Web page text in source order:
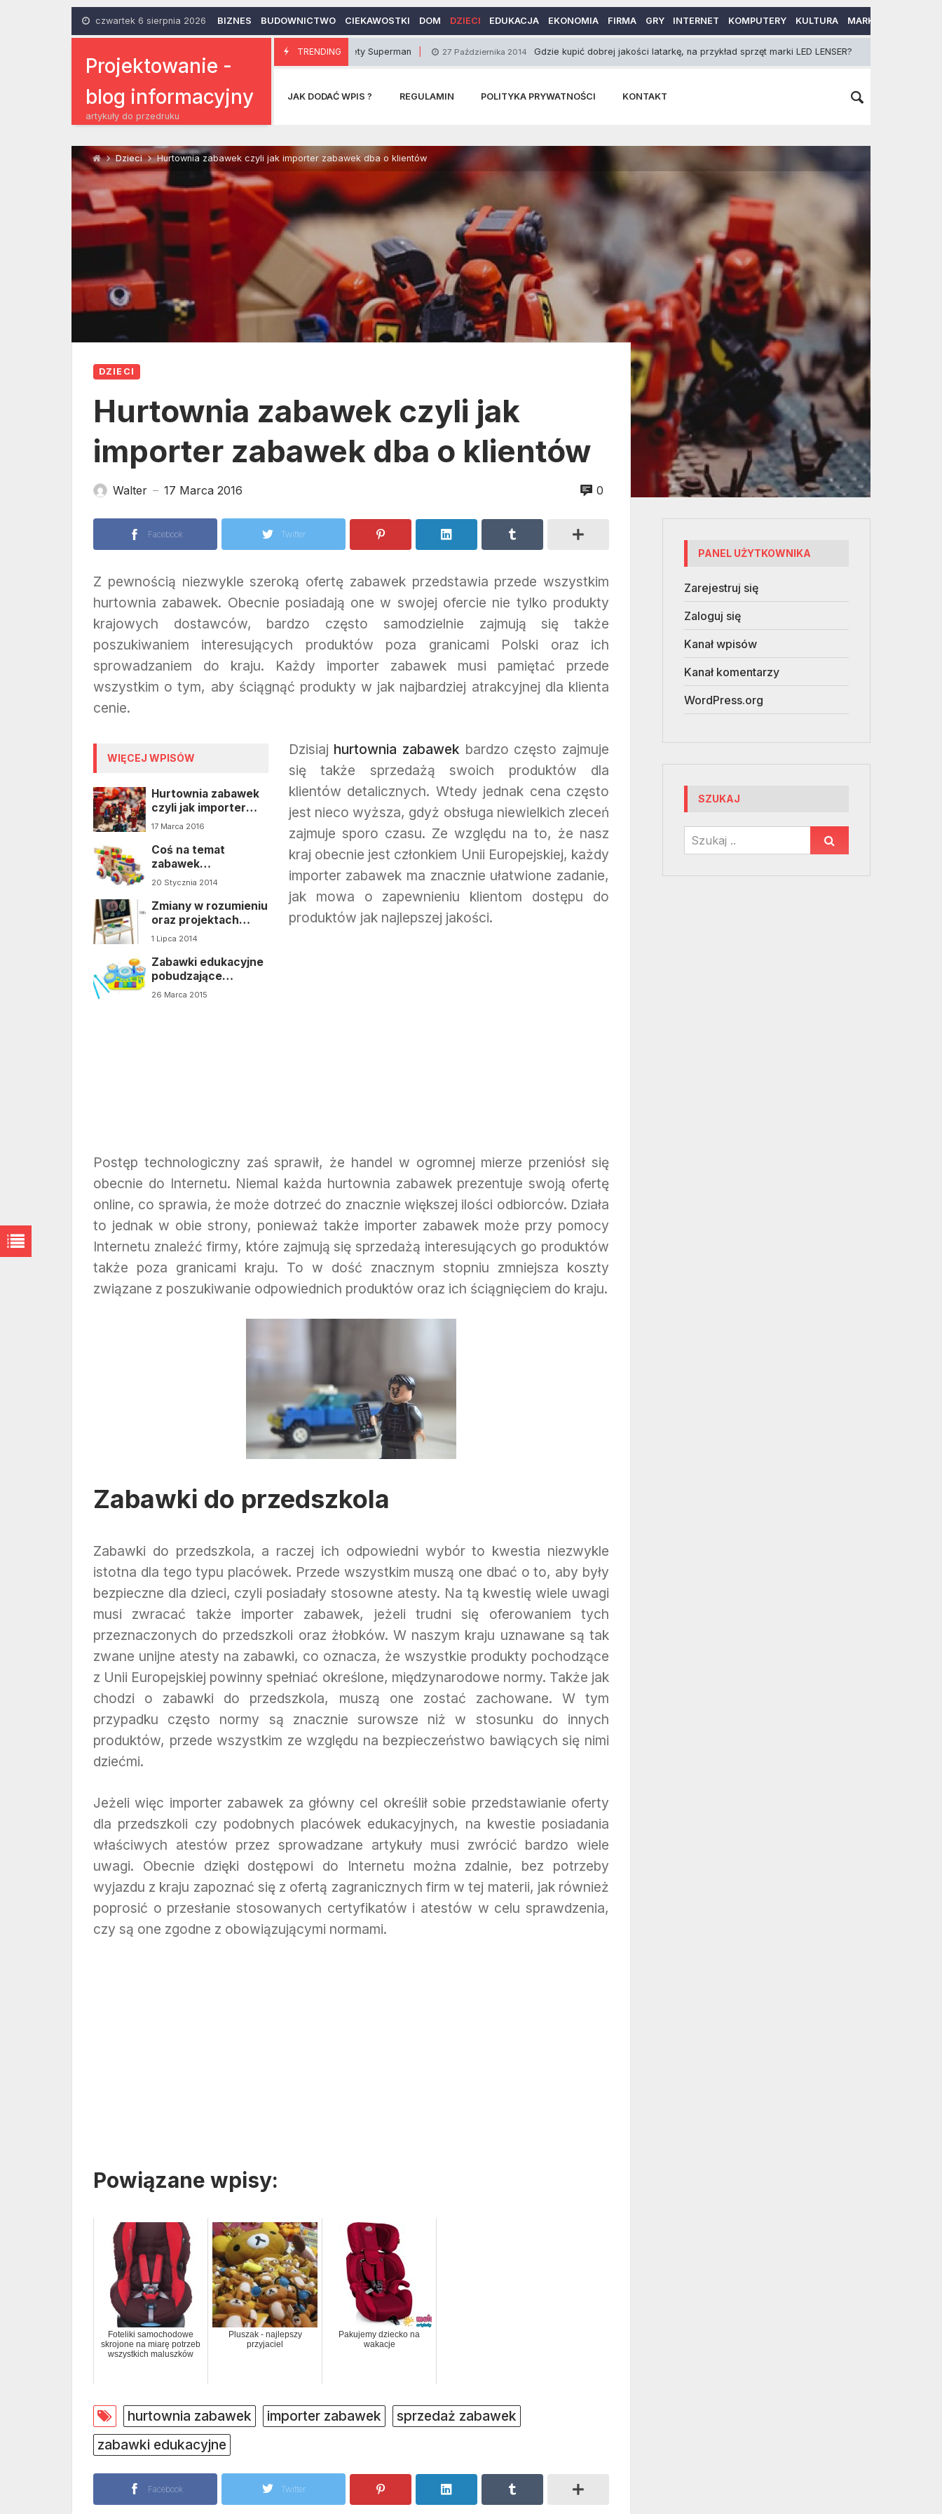
czwartek 6 sierpnia 2026 BIZNES BUDOWNICTWO CIEKAWOSTKI DOM DZIECI EDUKACJA EKONOMIA FIRMA GRY INTERNET KOMPUTERY KULTURA MARKETING
Projektowanie -
blog informacyjny
artykuły do przedruku
TRENDING
Gadżety Superman 27 Października 2014 Gdzie kupić dobrej jakości latarkę, na przykład sprzęt marki LED LENSER? 19 Lipca 2013
JAK DODAĆ WPIS ? REGULAMIN POLITYKA PRYWATNOŚCI KONTAKT
Dzieci Hurtownia zabawek czyli jak importer zabawek dba o klientów
DZIECI
Hurtownia zabawek czyli jak
importer zabawek dba o klientów
Walter — 17 Marca 2016 0
Facebook Twitter
Z pewnością niezwykle szeroką ofertę zabawek przedstawia przede wszystkim
hurtownia zabawek. Obecnie posiadają one w swojej ofercie nie tylko produkty
krajowych dostawców, bardzo często samodzielnie zajmują się także
poszukiwaniem interesujących produktów poza granicami Polski oraz ich
sprowadzaniem do kraju. Każdy importer zabawek musi pamiętać przede
wszystkim o tym, aby ściągnąć produkty w jak najbardziej atrakcyjnej dla klienta
cenie.
WIĘCEJ WPISÓW
Hurtownia zabawek
czyli jak importer
zabawek dba o
17 Marca 2016
Coś na temat
zabawek
edukacyjnych
20 Stycznia 2014
Zmiany w rozumieniu
oraz projektach
zabawek
1 Lipca 2014
Zabawki edukacyjne
pobudzające
kreatywność dziecka
26 Marca 2015
Dzisiaj hurtownia zabawek bardzo często zajmuje
się także sprzedażą swoich produktów dla
klientów detalicznych. Wtedy jednak cena często
jest nieco wyższa, gdyż obsługa niewielkich zleceń
zajmuje sporo czasu. Ze względu na to, że nasz
kraj obecnie jest członkiem Unii Europejskiej, każdy
importer zabawek ma znacznie ułatwione zadanie,
jak mowa o zapewnieniu klientom dostępu do
produktów jak najlepszej jakości.
Postęp technologiczny zaś sprawił, że handel w ogromnej mierze przeniósł się
obecnie do Internetu. Niemal każda hurtownia zabawek prezentuje swoją ofertę
online, co sprawia, że może dotrzeć do znacznie większej ilości odbiorców. Działa
to jednak w obie strony, ponieważ także importer zabawek może przy pomocy
Internetu znaleźć firmy, które zajmują się sprzedażą interesujących go produktów
także poza granicami kraju. To w dość znacznym stopniu zmniejsza koszty
związane z poszukiwanie odpowiednich produktów oraz ich ściągnięciem do kraju.
Zabawki do przedszkola
Zabawki do przedszkola, a raczej ich odpowiedni wybór to kwestia niezwykle
istotna dla tego typu placówek. Przede wszystkim muszą one dbać o to, aby były
bezpieczne dla dzieci, czyli posiadały stosowne atesty. Na tą kwestię wiele uwagi
musi zwracać także importer zabawek, jeżeli trudni się oferowaniem tych
przeznaczonych do przedszkoli oraz żłobków. W naszym kraju uznawane są tak
zwane unijne atesty na zabawki, co oznacza, że wszystkie produkty pochodzące
z Unii Europejskiej powinny spełniać określone, międzynarodowe normy. Także jak
chodzi o zabawki do przedszkola, muszą one zostać zachowane. W tym
przypadku często normy są znacznie surowsze niż w stosunku do innych
produktów, przede wszystkim ze względu na bezpieczeństwo bawiących się nimi
dziećmi.
Jeżeli więc importer zabawek za główny cel określił sobie przedstawianie oferty
dla przedszkoli czy podobnych placówek edukacyjnych, na kwestie posiadania
właściwych atestów przez sprowadzane artykuły musi zwrócić bardzo wiele
uwagi. Obecnie dzięki dostępowi do Internetu można zdalnie, bez potrzeby
wyjazdu z kraju zapoznać się z ofertą zagranicznych firm w tej materii, jak również
poprosić o przesłanie stosowanych certyfikatów i atestów w celu sprawdzenia,
czy są one zgodne z obowiązującymi normami.
Powiązane wpisy:
Foteliki samochodowe
skrojone na miarę potrzeb
wszystkich maluszków
Pluszak - najlepszy
przyjaciel
Pakujemy dziecko na
wakacje
hurtownia zabawek importer zabawek
sprzedaż zabawek
zabawki edukacyjne
Facebook Twitter
PANEL UŻYTKOWNIKA
Zarejestruj się
Zaloguj się
Kanał wpisów
Kanał komentarzy
WordPress.org
SZUKAJ